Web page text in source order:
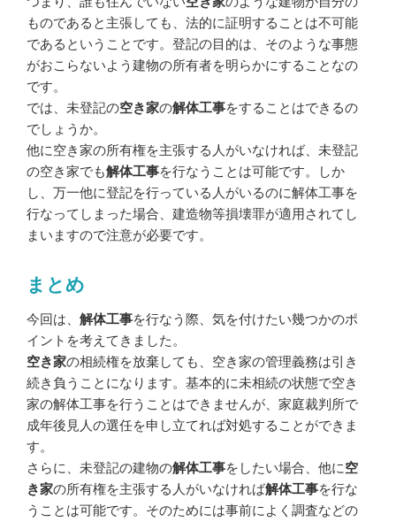
ものであると主張しても、法的に証明することは不可能
であるということです。登記の目的は、そのような事態
がおこらないよう建物の所有者を明らかにすることなの
です。
では、未登記の空き家の解体工事をすることはできるの
でしょうか。
他に空き家の所有権を主張する人がいなければ、未登記
の空き家でも解体工事を行なうことは可能です。しか
し、万一他に登記を行っている人がいるのに解体工事を
行なってしまった場合、建造物等損壊罪が適用されてし
まいますので注意が必要です。
まとめ
今回は、 解体工事を行なう際、気を付けたい幾つかのポ
イントを考えてきました。
空き家の相続権を放棄しても、空き家の管理義務は引き
続き負うことになります。基本的に未相続の状態で空き
家の解体工事を行うことはできませんが、家庭裁判所で
成年後見人の選任を申し立てれば対処することができま
す。
さらに、未登記の建物の解体工事をしたい場合、他に空
き家の所有権を主張する人がいなければ解体工事を行な
うことは可能です。そのためには事前によく調査などの